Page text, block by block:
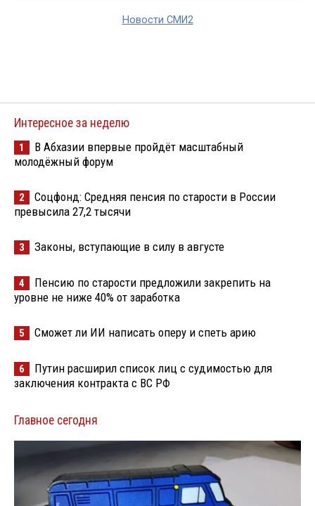
Новости СМИ2
Интересное за неделю
1
В Абхазии впервые пройдёт масштабный
молодёжный форум
2
Соцфонд: Средняя пенсия по старости в России
превысила 27,2 тысячи
3 Законы, вступающие в силу в августе
4
Пенсию по старости предложили закрепить на
уровне не ниже 40% от заработка
5 Сможет ли ИИ написать оперу и спеть арию
6
Путин расширил список лиц с судимостью для
заключения контракта с ВС РФ
Главное сегодня